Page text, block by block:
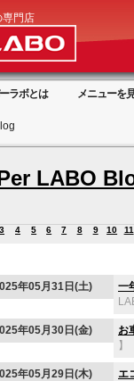
専門店
ラボとは メニューを
LABO
3 4 5 6 7 8 9 10 11
年05月31日(土) 一
年05月30日(金) お
】
年05月29日(木) エ